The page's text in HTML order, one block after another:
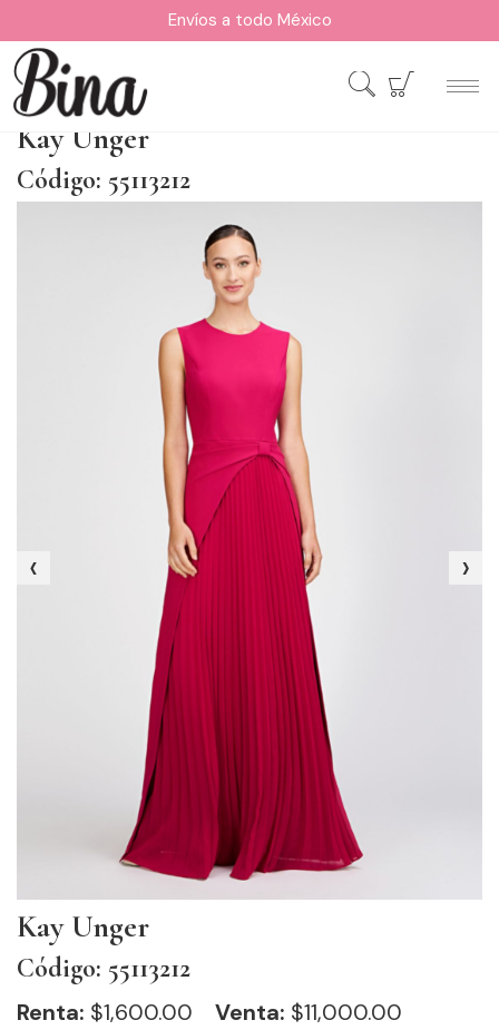
Envíos a todo México
Kay Unger
Código: 55113212
‹ ›
Kay Unger
Código: 55113212
Renta: $1,600.00 Venta: $11,000.00